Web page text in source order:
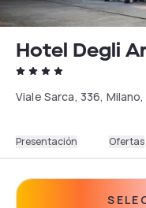
Hotel Degli
Viale Sarca, 336,
Presentación Ofertas